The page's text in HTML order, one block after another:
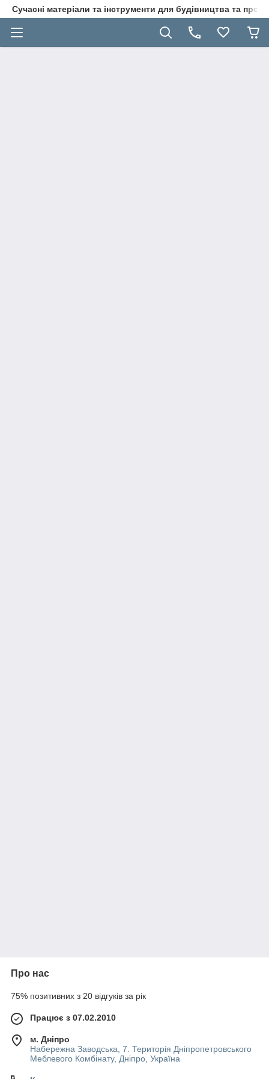
Сучасні матеріали та інструменти для будівництва та
Про нас
75% позитивних з 20 відгуків за рік
Працює з 07.02.2010
м. Дніпро
Набережна Заводська, 7. Територія Дніпропетровського
Меблевого Комбінату, Дніпро, Україна